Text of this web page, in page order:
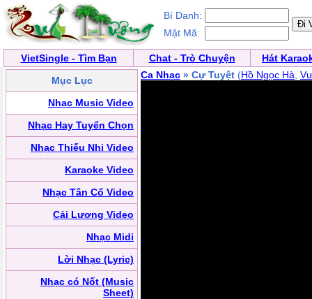
Bí Danh:
Mật Mã:
VietSingle - Tìm Bạn Chat - Trò Chuyện
Hát
Mục Lục
Nhạc Music Video
Nhạc Hay Tuyển Chọn
Nhạc Thiếu Nhi Video
Karaoke Video
Nhạc Tân Cổ Video
Cải Lương Video
Nhạc Midi
Lời Nhạc (Lyric)
Nhạc có Nốt (Music
Sheet)
Ca Nhạc » Cự Tuyệt (Hồ Ngọc Hà